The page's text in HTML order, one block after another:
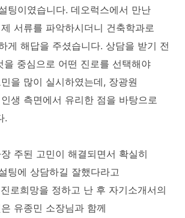
팅이였습니다. 데오럭스에서 만난
서류를 파악하시더니 건축학과로
게 해답을 주셨습니다. 상담을 받기 전
을 중심으로 어떤 진로를 선택해야
을 많이 실시하였는데, 장광원
생 측면에서 유리한 점을 바탕으로
.
주된 고민이 해결되면서 확실히
팅에 상담하길 잘했다라고
로희망을 정하고 난 후 자기소개서의
유종민 소장님과 함께